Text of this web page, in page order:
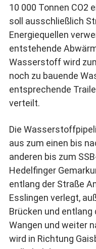
10 000 Tonnen CO2
soll ausschließlich
Energiequellen
entstehende
Wasserstoff wird
noch zu bauende
entsprechende
verteilt.
Die
aus zum einen bis
anderen bis zum
Hedelfinger
entlang der Straße
Esslingen verlegt,
Brücken und
Wangen und weiter
wird in Richtung